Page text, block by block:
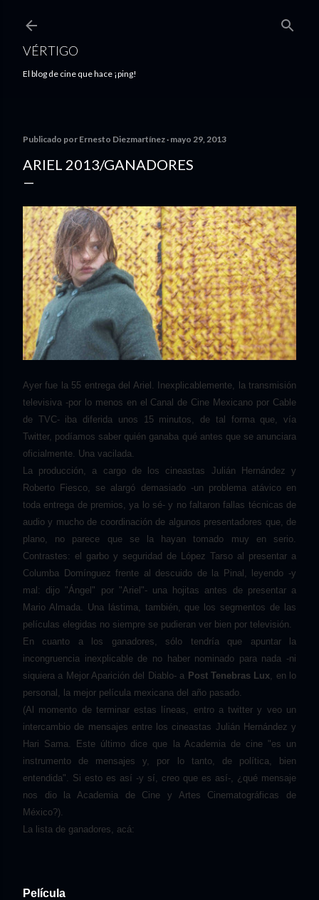
VÉRTIGO
El blog de cine que hace ¡ping!
Publicado por Ernesto Diezmartínez mayo 29, 2013
ARIEL 2013/GANADORES
Ayer fue la 55 entrega del Ariel. Inexplicablemente, la transmisión
televisiva -por lo menos en el Canal de Cine Mexicano por Cable
de TVC- iba diferida unos 15 minutos, de tal forma que, vía
Twitter, podíamos saber quién ganaba qué antes que se anunciara
oficialmente. Una vacilada.
La producción, a cargo de los cineastas Julián Hernández y
Roberto Fiesco, se alargó demasiado -un problema atávico en
toda entrega de premios, ya lo sé- y no faltaron fallas técnicas de
audio y mucho de coordinación de algunos presentadores que, de
plano, no parece que se la hayan tomado muy en serio.
Contrastes: el garbo y seguridad de López Tarso al presentar a
Columba Domínguez frente al descuido de la Pinal, leyendo -y
mal: dijo "Ángel" por "Ariel"- una hojitas antes de presentar a
Mario Almada. Una lástima, también, que los segmentos de las
películas elegidas no siempre se pudieran ver bien por televisión.
En cuanto a los ganadores, sólo tendría que apuntar la
incongruencia inexplicable de no haber nominado para nada -ni
siquiera a Mejor Aparición del Diablo- a Post Tenebras Lux, en lo
personal, la mejor película mexicana del año pasado.
(Al momento de terminar estas líneas, entro a twitter y veo un
intercambio de mensajes entre los cineastas Julián Hernández y
Hari Sama. Este último dice que la Academia de cine "es un
instrumento de mensajes y, por lo tanto, de política, bien
entendida". Si esto es así -y sí, creo que es así-, ¿qué mensaje
nos dio la Academia de Cine y Artes Cinematográficas de
México?).
La lista de ganadores, acá:
Película